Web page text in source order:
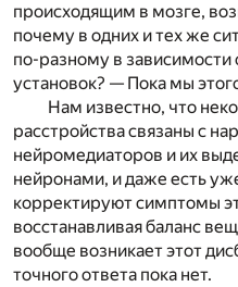
происходящим в мозге,
почему в одних и тех же
по-разному в зависимости
установок? — Пока мы
Нам известно, что
расстройства связаны с
нейромедиаторов и их
нейронами, и даже есть
корректируют симптомы
восстанавливая баланс
вообще возникает этот
точного ответа пока нет.